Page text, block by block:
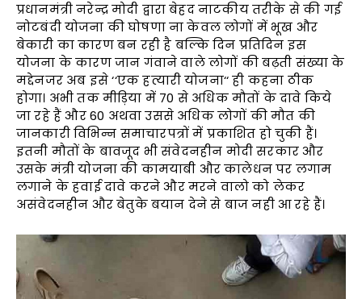
प्रधानमंत्री नरेन्द्र मोदी द्वारा बेहद नाटकीय तरीके से की गई
नोटबंदी योजना की घोषणा ना केवल लोगों में भूख और
बेकारी का कारण बन रही है बल्कि दिन प्रतिदिन इस
योजना के कारण जान गंवाने वाले लोगों की बढ़ती संख्या के
मद्देनजर अब इसे ‘‘एक हत्यारी योजना‘‘ ही कहना ठीक
होगा। अभी तक मीड़िया में 70 से अधिक मौतों के दावे किये
जा रहे हैं और 60 अथवा उससे अधिक लोगों की मौत की
जानकारी विभिन्न समाचारपत्रों में प्रकाशित हो चुकी हैं।
इतनी मौतों के बावजूद भी संवेदनहीन मोदी सरकार और
उसके मंत्री योजना की कामयाबी और कालेधन पर लगाम
लगाने के हवाई दावे करने और मरने वालो को लेकर
असंवेदनहीन और बेतुके बयान देने से बाज नही आ रहे हैं।